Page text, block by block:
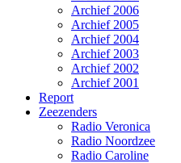
Archief 2006
Archief 2005
Archief 2004
Archief 2003
Archief 2002
Archief 2001
Report
Zeezenders
Radio Veronica
Radio Noordzee
Radio Caroline